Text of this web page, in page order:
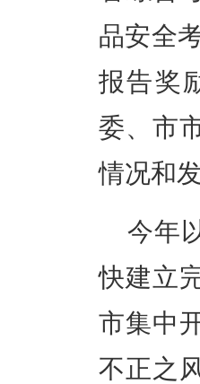
品安全
报告奖
委、市
情况和
今年
快建立
市集中
不正之